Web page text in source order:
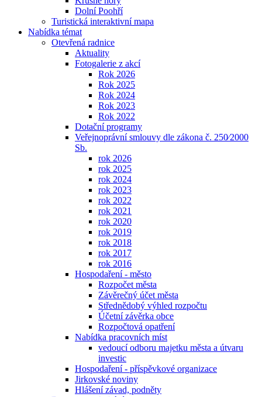
Dolní Poohří
Turistická interaktivní mapa
Nabídka témat
Otevřená radnice
Aktuality
Fotogalerie z akcí
Rok 2026
Rok 2025
Rok 2024
Rok 2023
Rok 2022
Dotační programy
Veřejnoprávní smlouvy dle zákona č. 250⁄2000
Sb.
rok 2026
rok 2025
rok 2024
rok 2023
rok 2022
rok 2021
rok 2020
rok 2019
rok 2018
rok 2017
rok 2016
Hospodaření - město
Rozpočet města
Závěrečný účet města
Střednědobý výhled rozpočtu
Účetní závěrka obce
Rozpočtová opatření
Nabídka pracovních míst
vedoucí odboru majetku města a útvaru
investic
Hospodaření - příspěvkové organizace
Jirkovské noviny
Hlášení závad, podněty